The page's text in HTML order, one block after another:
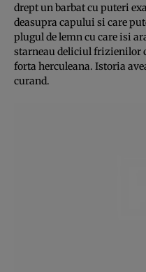
drept un barbat cu puteri
deasupra capului si care
plugul de lemn cu care isi
starneau deliciul frizienilor
forta herculeana. Istoria
curand.